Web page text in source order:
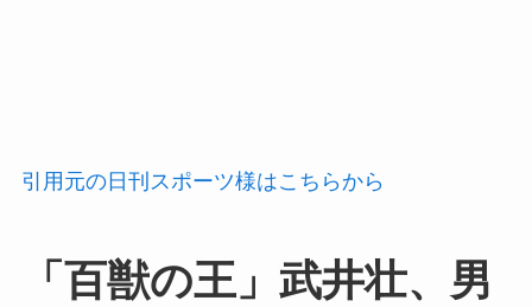
引用元の日刊スポーツ様はこちらから
「百獣の王」武井壮、男